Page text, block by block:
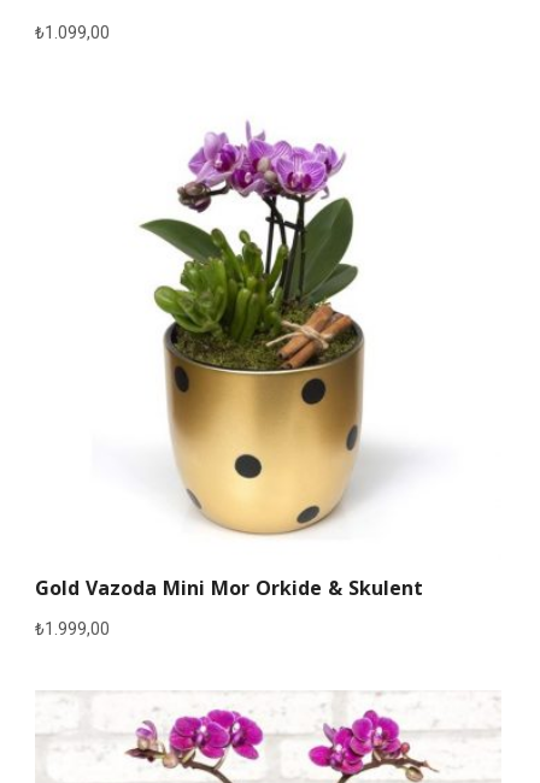
₺1.099,00
Gold Vazoda Mini Mor Orkide & Skulent
₺1.999,00